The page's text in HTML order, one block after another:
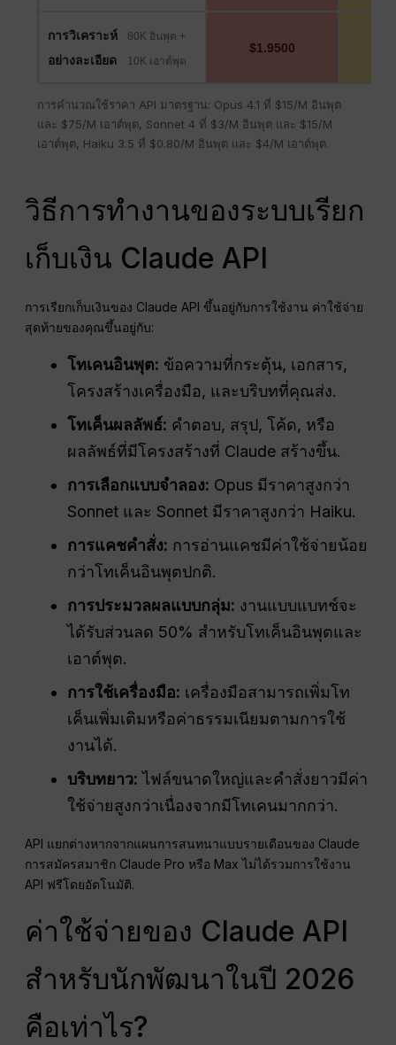
การวิเคราะห์
อย่างละเอียด
80K อินพุต +
10K เอาต์พุต
$1.9500
การคำนวณใช้ราคา API มาตรฐาน: Opus 4.1 ที่ $15/M อินพุต
และ $75/M เอาต์พุต, Sonnet 4 ที่ $3/M อินพุต และ $15/M
เอาต์พุต, Haiku 3.5 ที่ $0.80/M อินพุต และ $4/M เอาต์พุต.
วิธีการทำงานของระบบเรียก
เก็บเงิน Claude API
การเรียกเก็บเงินของ Claude API ขึ้นอยู่กับการใช้งาน ค่าใช้จ่าย
สุดท้ายของคุณขึ้นอยู่กับ:
โทเคนอินพุต: ข้อความที่กระตุ้น, เอกสาร,
โครงสร้างเครื่องมือ, และบริบทที่คุณส่ง.
โทเค็นผลลัพธ์: คำตอบ, สรุป, โค้ด, หรือ
ผลลัพธ์ที่มีโครงสร้างที่ Claude สร้างขึ้น.
การเลือกแบบจำลอง: Opus มีราคาสูงกว่า
Sonnet และ Sonnet มีราคาสูงกว่า Haiku.
การแคชคำสั่ง: การอ่านแคชมีค่าใช้จ่ายน้อย
กว่าโทเค็นอินพุตปกติ.
การประมวลผลแบบกลุ่ม: งานแบบแบทช์จะ
ได้รับส่วนลด 50% สำหรับโทเค็นอินพุตและ
เอาต์พุต.
การใช้เครื่องมือ: เครื่องมือสามารถเพิ่มโท
เค็นเพิ่มเติมหรือค่าธรรมเนียมตามการใช้
งานได้.
บริบทยาว: ไฟล์ขนาดใหญ่และคำสั่งยาวมีค่า
ใช้จ่ายสูงกว่าเนื่องจากมีโทเคนมากกว่า.
API แยกต่างหากจากแผนการสนทนาแบบรายเดือนของ Claude
การสมัครสมาชิก Claude Pro หรือ Max ไม่ได้รวมการใช้งาน
API ฟรีโดยอัตโนมัติ.
ค่าใช้จ่ายของ Claude API
สำหรับนักพัฒนาในปี 2026
คือเท่าไร?